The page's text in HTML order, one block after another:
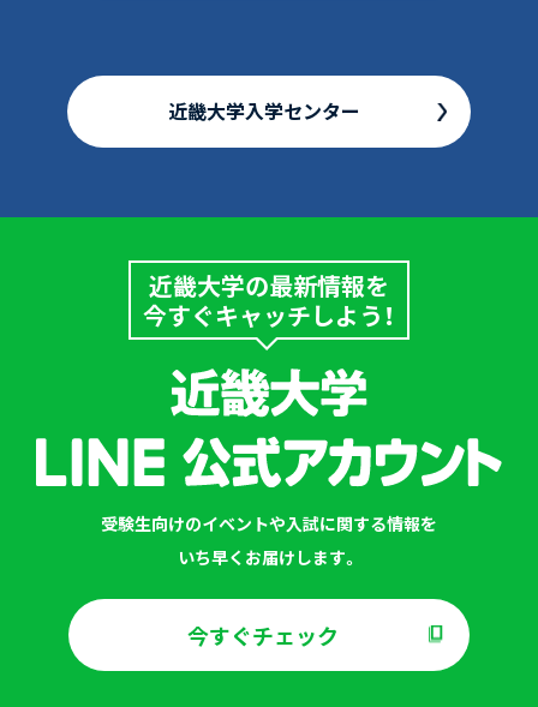
近畿大学入学センター
近畿大学の最新情報を
今すぐキャッチしよう！
受験生向けのイベントや入試に関する情報を
いち早くお届けします。
今すぐチェック